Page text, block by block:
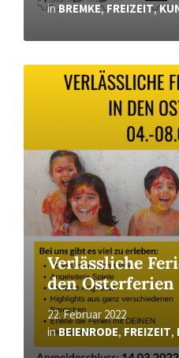
inBREMKE,FREIZEIT,
Verlässliche
den Osterferien
22. Februar 2022
inBEIENRODE, FREIZEIT,
Read